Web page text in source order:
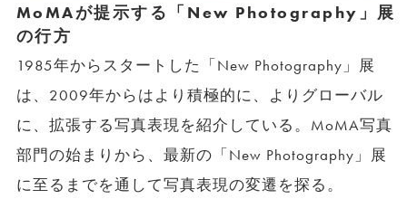
MoMAが提示する「New Photography」展
の行方
1985年からスタートした「New Photography」展
は、2009年からはより積極的に、よりグローバル
に、拡張する写真表現を紹介している。MoMA写真
部門の始まりから、最新の「New Photography」展
に至るまでを通して写真表現の変遷を探る。